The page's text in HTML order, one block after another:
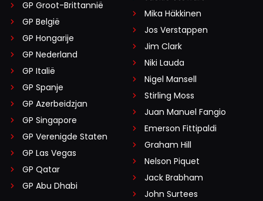
GP Groot-Brittannië
GP België
GP Hongarije
GP Nederland
GP Italië
GP Spanje
GP Azerbeidzjan
GP Singapore
GP Verenigde Staten
GP Las Vegas
GP Qatar
GP Abu Dhabi
Mika Häkkinen
Jos Verstappen
Jim Clark
Niki Lauda
Nigel Mansell
Stirling Moss
Juan Manuel Fangio
Emerson Fittipaldi
Graham Hill
Nelson Piquet
Jack Brabham
John Surtees